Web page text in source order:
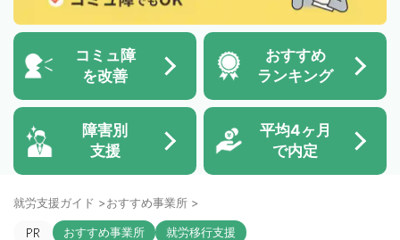
コミュ障
を改善
おすすめ
ランキング
障害別
支援
平均4ヶ月
で内定
就労支援ガイド >おすすめ事業所 >
おすすめ事業所 就労移行支援